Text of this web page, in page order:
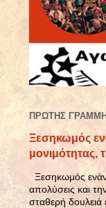
ΠΡΩΤΗΣ
Ξεσηκωμός
μονιμότητας,
Ξεσηκωμός
απολύσεις και
σταθερή δουλειά